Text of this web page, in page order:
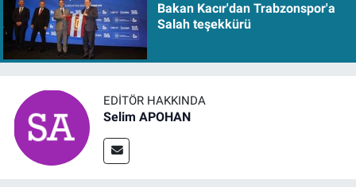
Bakan Kacır'dan Trabzonspor'a
Salah teşekkürü
EDITÖR HAKKINDA
Selim APOHAN